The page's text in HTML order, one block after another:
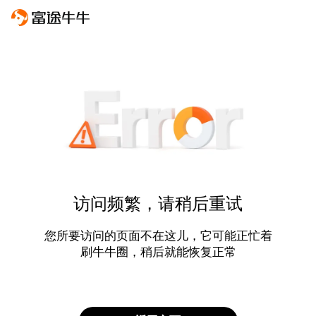
访问频繁，请稍后重试
您所要访问的页面不在这儿，它可能正忙着
刷牛牛圈，稍后就能恢复正常